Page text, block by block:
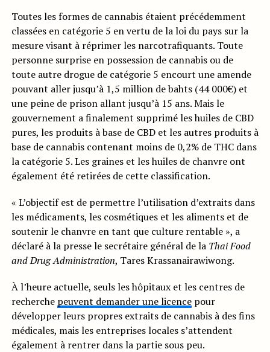
Toutes les formes de cannabis étaient précédemment
classées en catégorie 5 en vertu de la loi du pays sur la
mesure visant à réprimer les narcotrafiquants. Toute
personne surprise en possession de cannabis ou de
toute autre drogue de catégorie 5 encourt une amende
pouvant aller jusqu’à 1,5 million de bahts (44 000€) et
une peine de prison allant jusqu’à 15 ans. Mais le
gouvernement a finalement supprimé les huiles de CBD
pures, les produits à base de CBD et les autres produits à
base de cannabis contenant moins de 0,2% de THC dans
la catégorie 5. Les graines et les huiles de chanvre ont
également été retirées de cette classification.
« L’objectif est de permettre l’utilisation d’extraits dans
les médicaments, les cosmétiques et les aliments et de
soutenir le chanvre en tant que culture rentable », a
déclaré à la presse le secrétaire général de la Thai Food
and Drug Administration, Tares Krassanairawiwong.
À l’heure actuelle, seuls les hôpitaux et les centres de
recherche peuvent demander une licencepour
développer leurs propres extraits de cannabis à des fins
médicales, mais les entreprises locales s’attendent
également à rentrer dans la partie sous peu.